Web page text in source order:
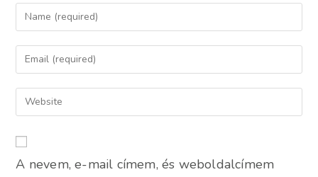
Enter
your
name
comment
Enter
your
email
address
Enter
your
URL
(optional)
A nevem, e-mail címem, és weboldalcímem